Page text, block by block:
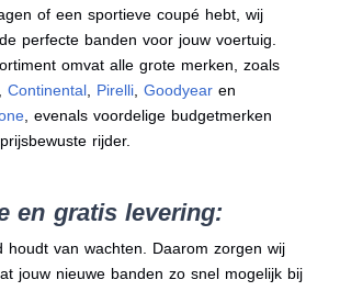
of een sportieve coupé hebt, wij
perfecte banden voor jouw voertuig.
omvat alle grote merken, zoals
, Continental, Pirelli, Goodyearen
, evenals voordelige budgetmerken
rijder.
en gratis levering:
houdt van wachten. Daarom zorgen wij
jouw nieuwe banden zo snel mogelijk bij